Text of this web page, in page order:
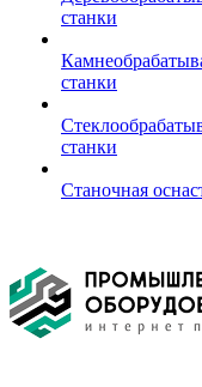
станки
станки
станки
Станочная